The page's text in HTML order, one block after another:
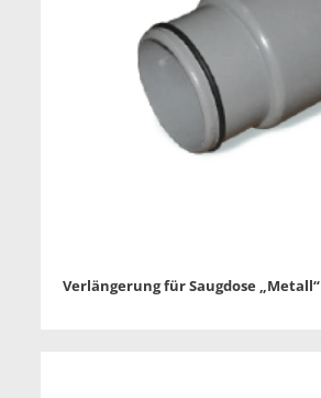
Verlängerung für Saugdose „Metall“